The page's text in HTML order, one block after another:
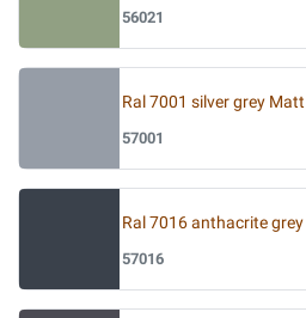
56021
Ral 7001 silver grey Matt
57001
Ral 7016 anthacrite grey
57016